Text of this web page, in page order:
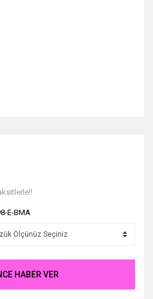
E-BMA
HABER VER